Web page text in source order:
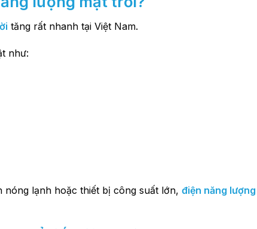
tăng rất nhanh tại Việt Nam.
như:
lạnh hoặc thiết bị công suất lớn, điện năng